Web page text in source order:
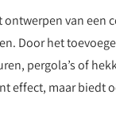
ontwerpen van een
Door het
pergola’s of
effect, maar biedt